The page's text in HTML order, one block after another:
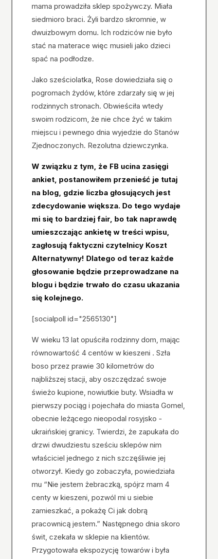
mama prowadziła sklep spożywczy. Miała
siedmioro braci. Żyli bardzo skromnie, w
dwuizbowym domu. Ich rodziców nie było
stać na materace więc musieli jako dzieci
spać na podłodze.
Jako sześciolatka, Rose dowiedziała się o
pogromach żydów, które zdarzały się w jej
rodzinnych stronach. Obwieściła wtedy
swoim rodzicom, że nie chce żyć w takim
miejscu i pewnego dnia wyjedzie do Stanów
Zjednoczonych. Rezolutna dziewczynka.
W związku z tym, że FB ucina zasięgi
ankiet, postanowiłem przenieść je tutaj
na blog, gdzie liczba głosujących jest
zdecydowanie większa. Do tego wydaje
mi się to bardziej fair, bo tak naprawdę
umieszczając ankietę w treści wpisu,
zagłosują faktyczni czytelnicy Koszt
Alternatywny! Dlatego od teraz każde
głosowanie będzie przeprowadzane na
blogu i będzie trwało do czasu ukazania
się kolejnego.
[socialpoll id="2565130"]
W wieku 13 lat opuściła rodzinny dom, mając
równowartość 4 centów w kieszeni . Szła
boso przez prawie 30 kilometrów do
najbliższej stacji, aby oszczędzać swoje
świeżo kupione, nowiutkie buty. Wsiadła w
pierwszy pociąg i pojechała do miasta Gomel,
obecnie leżącego nieopodal rosyjsko -
ukraińskiej granicy. Twierdzi, że zapukała do
drzwi dwudziestu sześciu sklepów nim
właściciel jednego z nich szczęśliwie jej
otworzył. Kiedy go zobaczyła, powiedziała
mu “Nie jestem żebraczką, spójrz mam 4
centy w kieszeni, pozwól mi u siebie
zamieszkać, a pokażę Ci jak dobrą
pracownicą jestem.” Następnego dnia skoro
świt, czekała w sklepie na klientów.
Przygotowała ekspozycję towarów i była